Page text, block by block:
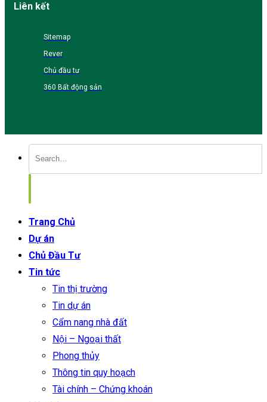
Liên kết
Sitemap
Rever
Chủ đầu tư
360 Bất động sản
Trang Chủ
Dự án
Chủ Đầu Tư
Tin tức
Tin thị trường
Tin dự án
Cẩm nang nhà đất
Nội – Ngoại thất
Phong thủy
Thông tin quy hoạch
Tài chính – Chứng khoán